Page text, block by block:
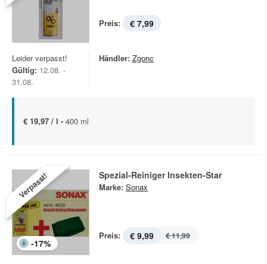
Preis: € 7,99
Leider verpasst!
Gültig: 12.08. -
31.08.
Händler: Zgonc
€ 19,97 / l - 400 ml
Verpasst!
-17%
Spezial-Reiniger Insekten-Star
Marke: Sonax
Preis: € 9,99 € 11,99